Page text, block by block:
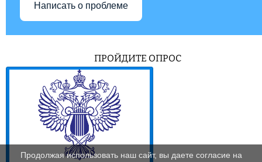
Написать о проблеме
ПРОЙДИТЕ ОПРОС
Продолжая использовать наш сайт, вы даете согласие на